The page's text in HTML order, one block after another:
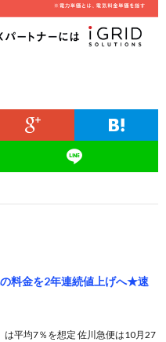
料金を2年連続値上げへ★速
は平均7％を想定 佐川急便は10月27